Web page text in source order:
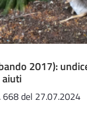
2017):
aiuti
668 del 27.07.2024